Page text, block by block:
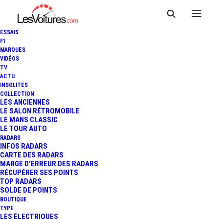
ESSAIS
F1
MARQUES
VIDÉOS
TV
ACTU
INSOLITES
COLLECTION
LES ANCIENNES
LE SALON RÉTROMOBILE
LE MANS CLASSIC
LE TOUR AUTO
RADARS
INFOS RADARS
CARTE DES RADARS
MARGE D’ERREUR DES RADARS
RÉCUPÉRER SES POINTS
TOP RADARS
SOLDE DE POINTS
BOUTIQUE
TYPE
LES ÉLECTRIQUES
17 mars 2020
APEX AP-0 : RADICALE